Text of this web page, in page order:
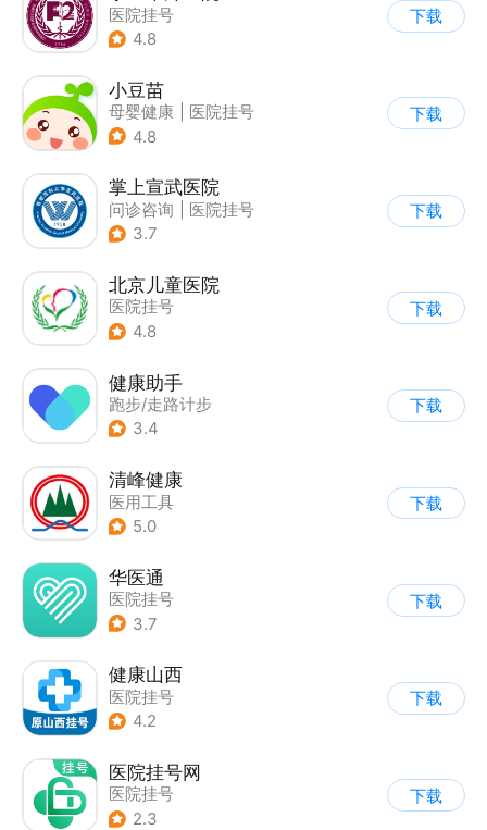
医院挂号
4.8
下载
小豆苗
母婴健康
医院挂号
4.8
下载
掌上宣武医院
问诊咨询
医院挂号
3.7
下载
北京儿童医院
医院挂号
4.8
下载
健康助手
跑步/走路计步
3.4
下载
清峰健康
医用工具
5.0
下载
华医通
医院挂号
3.7
下载
健康山西
医院挂号
4.2
下载
医院挂号网
医院挂号
2.3
下载